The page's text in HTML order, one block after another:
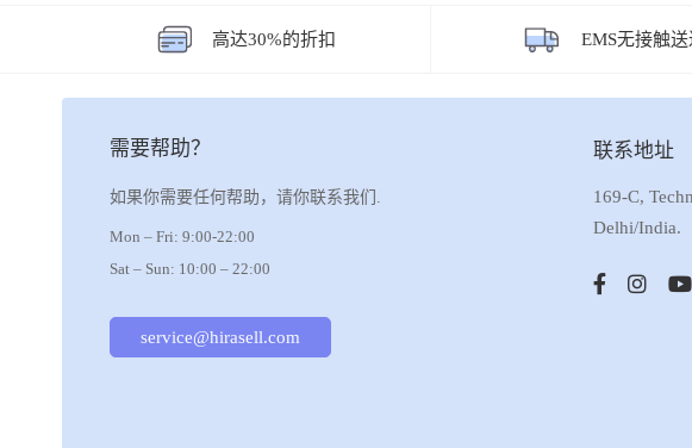
Eli Lilly
高达30%的折扣 EMS无接触送
需要帮助？
如果你需要任何帮助，请你联系我们.
Mon – Fri: 9:00-22:00
Sat – Sun: 10:00 – 22:00
service@hirasell.com
联系地址
169-C,
Delhi/India.